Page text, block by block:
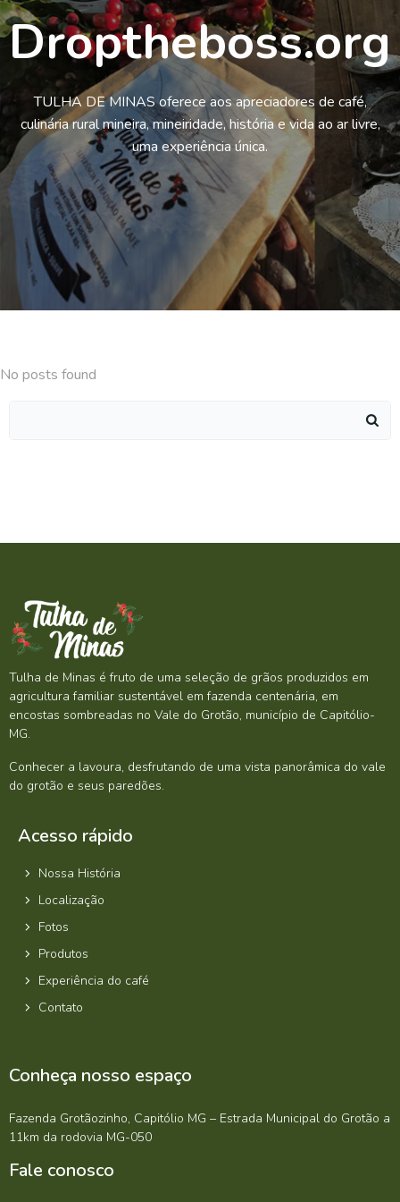
Droptheboss.org
TULHA DE MINAS oferece aos apreciadores de café,
culinária rural mineira, mineiridade, história e vida ao ar livre,
uma experiência única.
No posts found
Tulha de Minas é fruto de uma seleção de grãos produzidos em
agricultura familiar sustentável em fazenda centenária, em
encostas sombreadas no Vale do Grotão, município de Capitólio-
MG.
Conhecer a lavoura, desfrutando de uma vista panorâmica do vale
do grotão e seus paredões.
Acesso rápido
Nossa História
Localização
Fotos
Produtos
Experiência do café
Contato
Conheça nosso espaço
Fazenda Grotãozinho, Capitólio MG – Estrada Municipal do Grotão a
11km da rodovia MG-050
Fale conosco